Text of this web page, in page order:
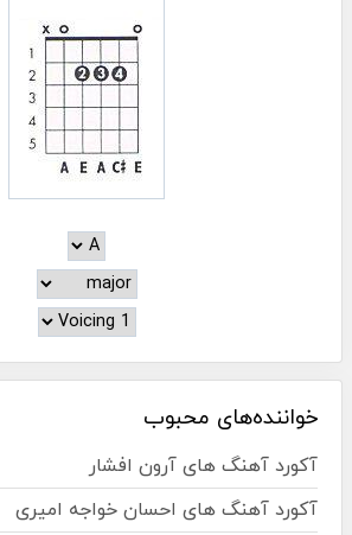
خواننده‌های محبوب
آکورد آهنگ های آرون افشار
آکورد آهنگ های احسان خواجه امیری